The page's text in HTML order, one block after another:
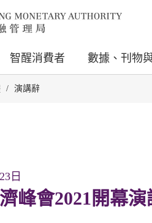
智醒消費者 數據、刊物
/ 演講辭
日
峰會2021開幕演